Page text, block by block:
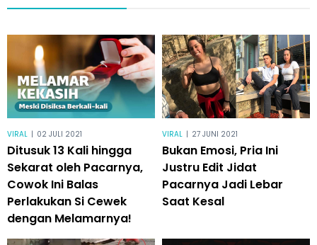
VIRAL | 02 JULI 2021
Ditusuk 13 Kali hingga
Sekarat oleh Pacarnya,
Cowok Ini Balas
Perlakukan Si Cewek
dengan Melamarnya!
VIRAL | 27 JUNI 2021
Bukan Emosi, Pria Ini
Justru Edit Jidat
Pacarnya Jadi Lebar
Saat Kesal